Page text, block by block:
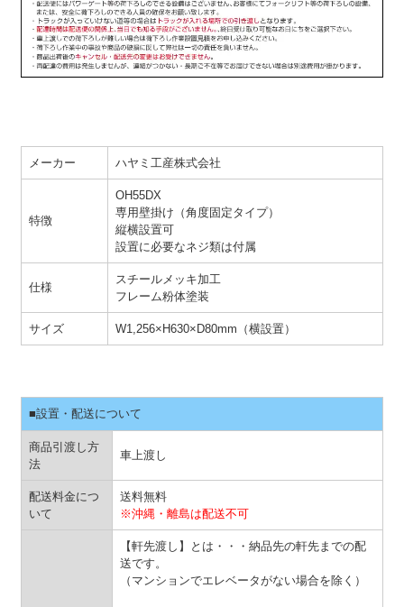
メーカー ハヤミ工産株式会社
特徴
OH55DX
専用壁掛け（角度固定タイプ）
縦横設置可
設置に必要なネジ類は付属
仕様
スチールメッキ加工
フレーム粉体塗装
サイズ W1,256×H630×D80mm（横設置）
■設置・配送について
商品引渡し方
法
車上渡し
配送料金につ
いて
送料無料
※沖縄・離島は配送不可
【軒先渡し】とは・・・納品先の軒先までの配
送です。
（マンションでエレベータがない場合を除く）